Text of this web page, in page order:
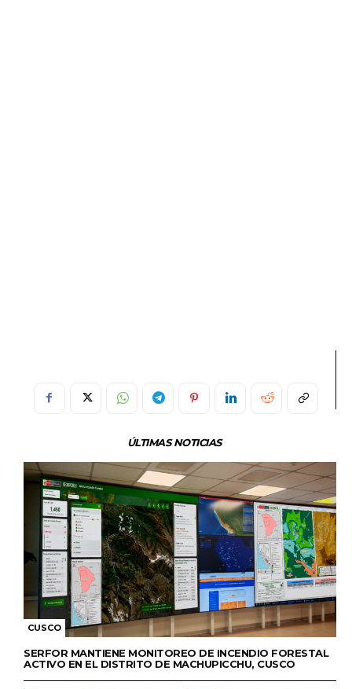
ÚLTIMAS NOTICIAS
CUSCO
SERFOR MANTIENE MONITOREO DE INCENDIO FORESTAL
ACTIVO EN EL DISTRITO DE MACHUPICCHU, CUSCO